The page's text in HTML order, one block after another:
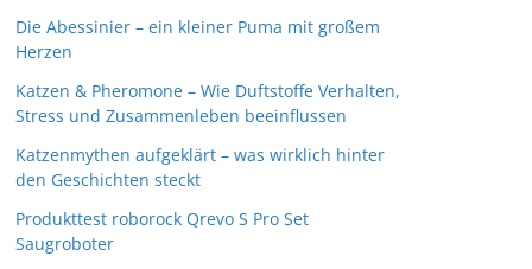
Die Abessinier – ein kleiner Puma mit großem
Herzen
Katzen & Pheromone – Wie Duftstoffe Verhalten,
Stress und Zusammenleben beeinflussen
Katzenmythen aufgeklärt – was wirklich hinter
den Geschichten steckt
Produkttest roborock Qrevo S Pro Set
Saugroboter